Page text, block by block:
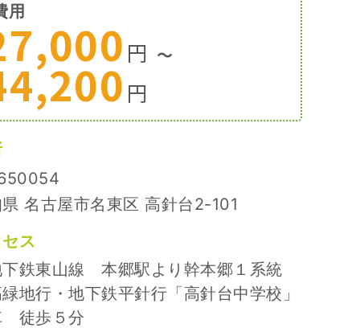
用
円 〜
円
名古屋市名東区 高針台2-101
ス
下鉄東山線 本郷駅より幹本郷１系統
地行・地下鉄平針行「高針台中学校」
徒歩５分